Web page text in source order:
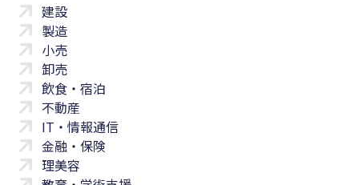
建設
製造
小売
卸売
飲食・宿泊
不動産
IT・情報通信
金融・保険
理美容